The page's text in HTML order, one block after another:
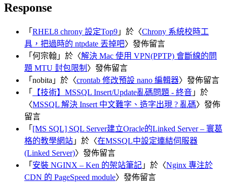
Response
「 RHEL8 chrony 設定Top9 」於〈Chrony 系統校時工
具，把過時的 ntpdate 丟掉吧〉發佈留言
「 何宗翰 」於〈解決 Mac 使用 VPN(PPTP) 會斷線的問
題 MTU 封包限制 〉發佈留言
「 nobita 」於〈crontab 修改預設 nano 編輯器〉發佈留言
「
【技術】MSSQL Insert/Update亂碼問題 - 終音 」於
〈MSSQL 解決 Insert 中文難字、造字出現 ? 亂碼〉發佈
留言
「 [MS SQL] SQL Server建立Oracle的Linked Server – 寰葛
格的教學網站 」於〈在MSSQL中設定連結伺服器
(Linked Server)〉發佈留言
「 安裝 NGINX – Ken 的架站筆記 」於〈Nginx 專注於
CDN 的 PageSpeed module〉發佈留言